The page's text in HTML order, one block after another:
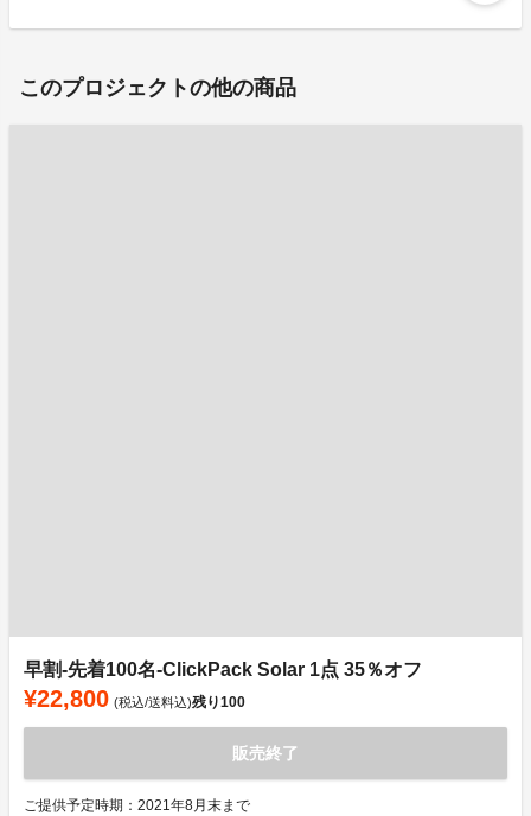
このプロジェクトの他の商品
早割-先着100名-ClickPack Solar 1点 35％オフ
¥22,800 (税込/送料込)残り100
販売終了
ご提供予定時期：2021年8月末まで